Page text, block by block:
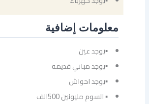
معلومات إضافية
▪يوجد عين
▪يوجد مباني قديمه
▪يوجد احواش
▪ السوم مليونين 500الف